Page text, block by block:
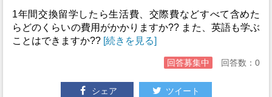
1年間交換留学したら生活費、交際費などすべて含めた
らどのくらいの費用がかかりますか?? また、英語も学ぶ
ことはできますか?? [続きを見る]
回答募集中 回答数：0
シェア ツイート